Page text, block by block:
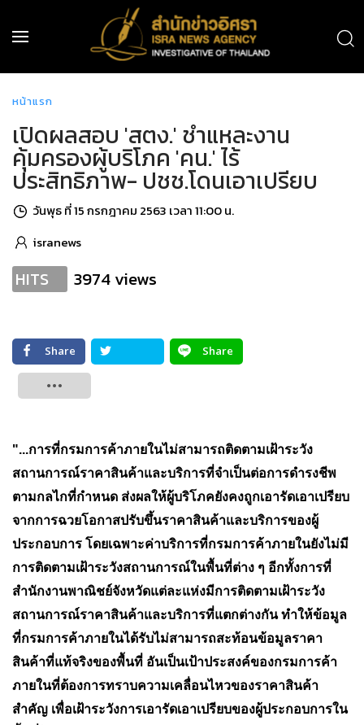
หน้าแรก
เปิดผลสอบ 'สตง.' ชำแหละงาน
คุ้มครองผู้บริโภค 'คน.' ไร้
ประสิทธิภาพ- ปชช.โดนเอาเปรียบ
วันพุธ ที่ 15 กรกฎาคม 2563 เวลา 11:00 น.
isranews
HITS 3974 views
Share
Share
"...การที่กรมการค้าภายในไม่สามารถติดตามเฝ้าระวัง
สถานการณ์ราคาสินค้าและบริการที่จำเป็นต่อการดำรงชีพ
ตามกลไกที่กำหนด ส่งผลให้ผู้บริโภคยังคงถูกเอารัดเอาเปรียบ
จากการฉวยโอกาสปรับขึ้นราคาสินค้าและบริการของผู้
ประกอบการ โดยเฉพาะค่าบริการที่กรมการค้าภายในยังไม่มี
การติดตามเฝ้าระวังสถานการณ์ในพื้นที่ต่าง ๆ อีกทั้งการที่
สำนักงานพาณิชย์จังหวัดแต่ละแห่งมีการติดตามเฝ้าระวัง
สถานการณ์ราคาสินค้าและบริการที่แตกต่างกัน ทำให้ข้อมูล
ที่กรมการค้าภายในได้รับไม่สามารถสะท้อนข้อมูลราคา
สินค้าที่แท้จริงของพื้นที่ อันเป็นเป้าประสงค์ของกรมการค้า
ภายในที่ต้องการทราบความเคลื่อนไหวของราคาสินค้า
สำคัญ เพื่อเฝ้าระวังการเอารัดเอาเปรียบของผู้ประกอบการใน